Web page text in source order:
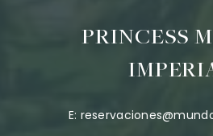
PRINCESS
E: